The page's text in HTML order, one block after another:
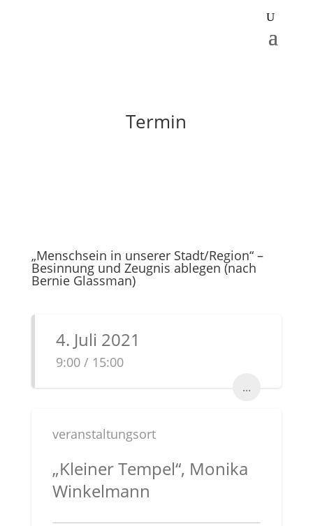
Termin
„Menschsein in unserer Stadt/Region“ –
Besinnung und Zeugnis ablegen (nach
Bernie Glassman)
4. Juli 2021
9:00 / 15:00
...
veranstaltungsort
„Kleiner Tempel“, Monika
Winkelmann